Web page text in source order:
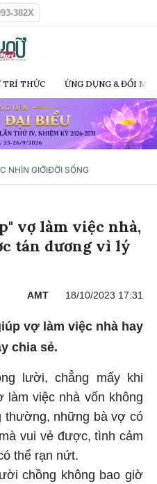
382X
TRÍ THỨC ỨNG DỤNG & ĐỔI
NHÌN GIỚIĐỜI SỐNG
vợ làm việc nhà,
tán dương vì lý
AMT 18/10/2023 17:31
vợ làm việc nhà hay
chia sẻ.
lười, chẳng mấy khi
làm việc nhà vốn không
thường, những bà vợ có
vui vẻ được, tình cảm
thể rạn nứt.
chồng không bao giờ